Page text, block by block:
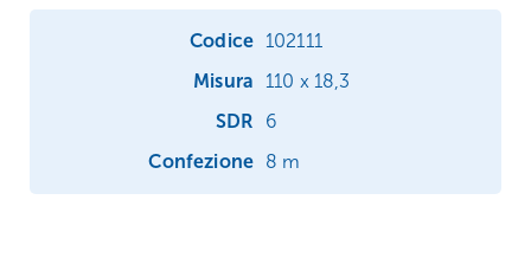
102111
110 x 18,3
6
8 m